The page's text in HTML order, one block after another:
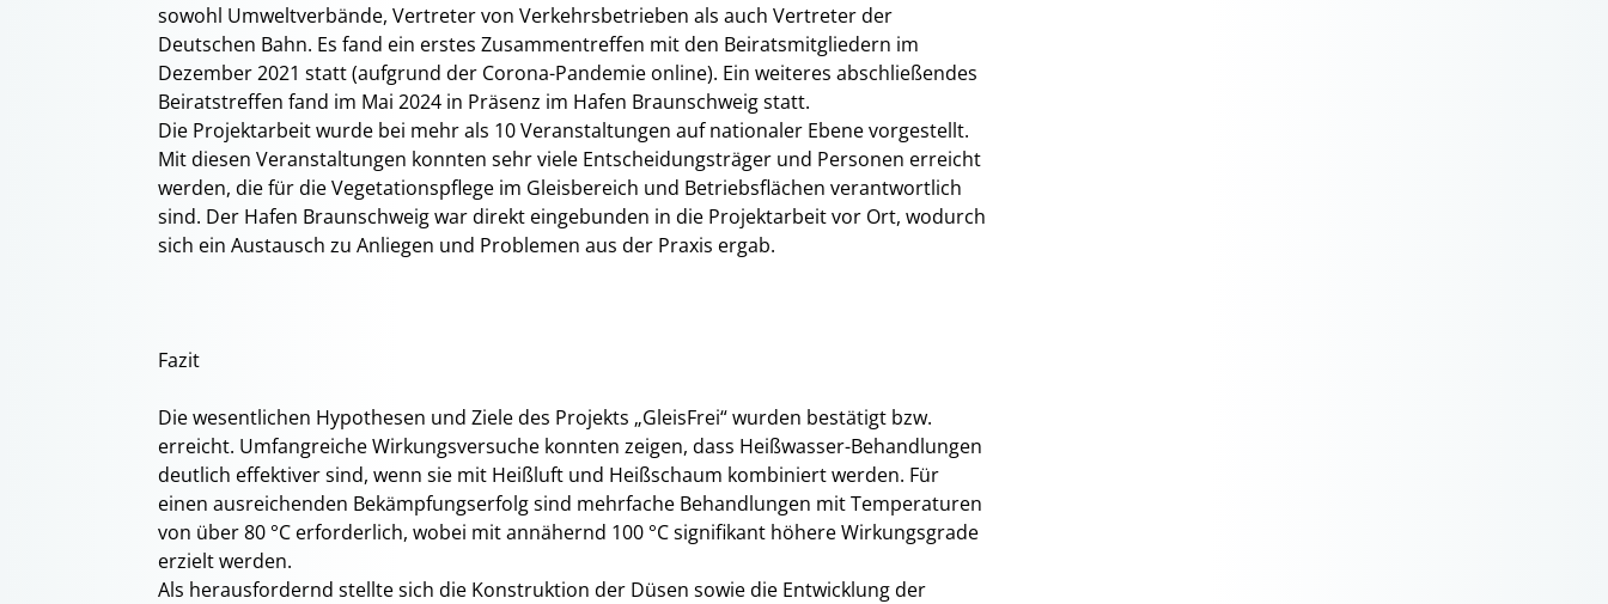
sowohl Umweltverbände, Vertreter von Verkehrsbetrieben als auch Vertreter der
Deutschen Bahn. Es fand ein erstes Zusammentreffen mit den Beiratsmitgliedern im
Dezember 2021 statt (aufgrund der Corona-Pandemie online). Ein weiteres abschließendes
Beiratstreffen fand im Mai 2024 in Präsenz im Hafen Braunschweig statt.
Die Projektarbeit wurde bei mehr als 10 Veranstaltungen auf nationaler Ebene vorgestellt.
Mit diesen Veranstaltungen konnten sehr viele Entscheidungsträger und Personen erreicht
werden, die für die Vegetationspflege im Gleisbereich und Betriebsflächen verantwortlich
sind. Der Hafen Braunschweig war direkt eingebunden in die Projektarbeit vor Ort, wodurch
sich ein Austausch zu Anliegen und Problemen aus der Praxis ergab.
Fazit
Die wesentlichen Hypothesen und Ziele des Projekts „GleisFrei“ wurden bestätigt bzw.
erreicht. Umfangreiche Wirkungsversuche konnten zeigen, dass Heißwasser-Behandlungen
deutlich effektiver sind, wenn sie mit Heißluft und Heißschaum kombiniert werden. Für
einen ausreichenden Bekämpfungserfolg sind mehrfache Behandlungen mit Temperaturen
von über 80 °C erforderlich, wobei mit annähernd 100 °C signifikant höhere Wirkungsgrade
erzielt werden.
Als herausfordernd stellte sich die Konstruktion der Düsen sowie die Entwicklung der